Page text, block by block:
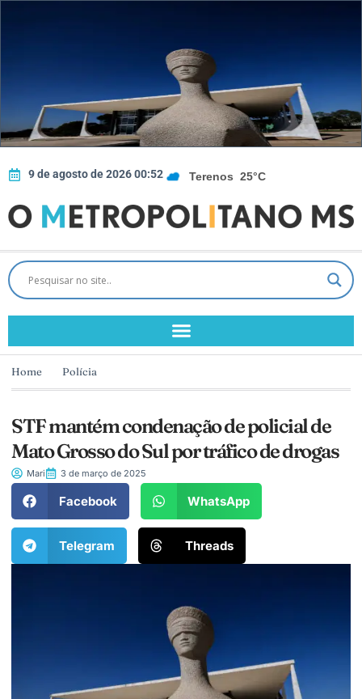
9 de agosto de 2026 00:52 Terenos 25°C
Home Polícia
STF mantém condenação de policial de
Mato Grosso do Sul por tráfico de drogas
Mari 3 de março de 2025
Facebook WhatsApp
Telegram Threads